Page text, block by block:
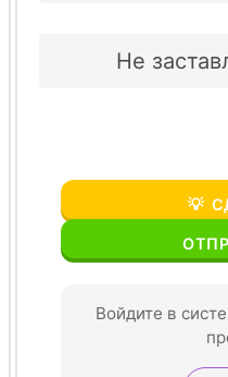
Не
💡
Войдите в